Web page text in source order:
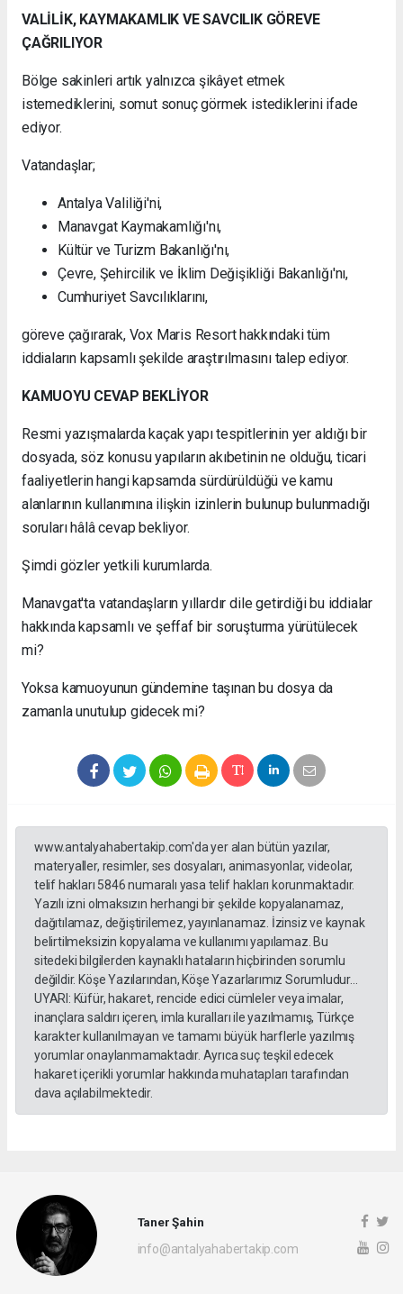
VALİLİK, KAYMAKAMLIK VE SAVCILIK GÖREVE
ÇAĞRILIYOR
Bölge sakinleri artık yalnızca şikâyet etmek
istemediklerini, somut sonuç görmek istediklerini ifade
ediyor.
Vatandaşlar;
Antalya Valiliği'ni,
Manavgat Kaymakamlığı'nı,
Kültür ve Turizm Bakanlığı'nı,
Çevre, Şehircilik ve İklim Değişikliği Bakanlığı'nı,
Cumhuriyet Savcılıklarını,
göreve çağırarak, Vox Maris Resort hakkındaki tüm
iddiaların kapsamlı şekilde araştırılmasını talep ediyor.
KAMUOYU CEVAP BEKLİYOR
Resmi yazışmalarda kaçak yapı tespitlerinin yer aldığı bir
dosyada, söz konusu yapıların akıbetinin ne olduğu, ticari
faaliyetlerin hangi kapsamda sürdürüldüğü ve kamu
alanlarının kullanımına ilişkin izinlerin bulunup bulunmadığı
soruları hâlâ cevap bekliyor.
Şimdi gözler yetkili kurumlarda.
Manavgat'ta vatandaşların yıllardır dile getirdiği bu iddialar
hakkında kapsamlı ve şeffaf bir soruşturma yürütülecek
mi?
Yoksa kamuoyunun gündemine taşınan bu dosya da
zamanla unutulup gidecek mi?
www.antalyahabertakip.com'da yer alan bütün yazılar,
materyaller, resimler, ses dosyaları, animasyonlar, videolar,
telif hakları 5846 numaralı yasa telif hakları korunmaktadır.
Yazılı izni olmaksızın herhangi bir şekilde kopyalanamaz,
dağıtılamaz, değiştirilemez, yayınlanamaz. İzinsiz ve kaynak
belirtilmeksizin kopyalama ve kullanımı yapılamaz. Bu
sitedeki bilgilerden kaynaklı hataların hiçbirinden sorumlu
değildir. Köşe Yazılarından, Köşe Yazarlarımız Sorumludur...
UYARI: Küfür, hakaret, rencide edici cümleler veya imalar,
inançlara saldırı içeren, imla kuralları ile yazılmamış, Türkçe
karakter kullanılmayan ve tamamı büyük harflerle yazılmış
yorumlar onaylanmamaktadır. Ayrıca suç teşkil edecek
hakaret içerikli yorumlar hakkında muhatapları tarafından
dava açılabilmektedir.
Taner Şahin
info@antalyahabertakip.com